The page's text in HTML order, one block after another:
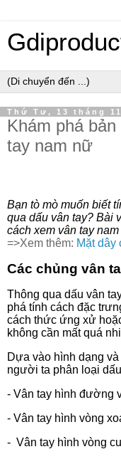
Thứ Tư, 13 tháng
Khám phá
tay nam nữ
Bạn tò mò muốn biết
qua dấu vân tay? Bài
cách xem vân tay
=>Xem thêm: Mặt dây
Các chủng vân
Thông qua dấu vân
phá tính cách đặc
cách thức ứng xử
không cần mất quá
Dựa vào hình dạng
người ta phân loại
- Vân tay hình đường
- Vân tay hình vòng
- Vân tay hình vòng